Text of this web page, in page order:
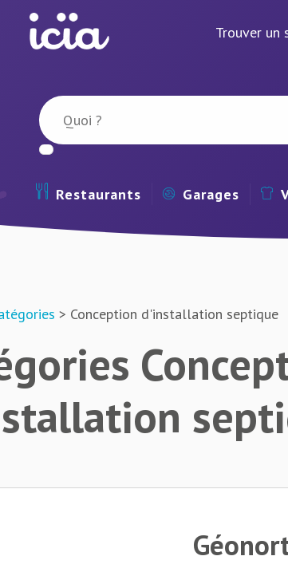
Trouver un
Restaurants Garages
> Conception d'installation septique